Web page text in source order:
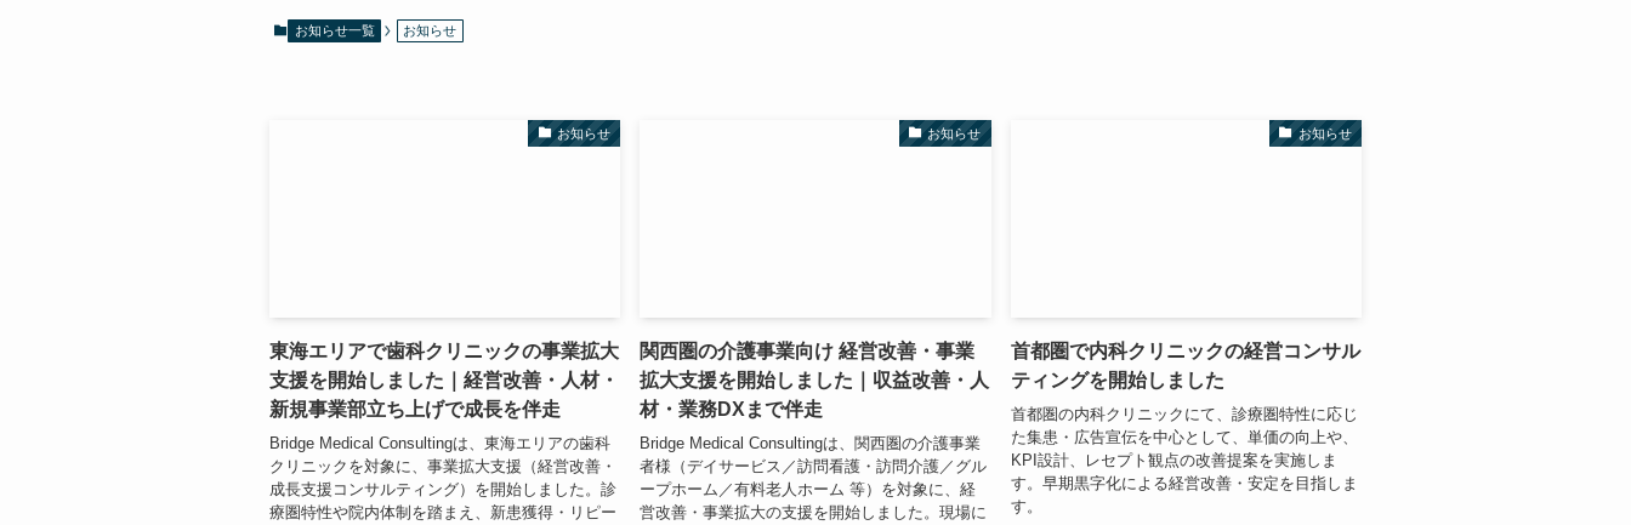
お知らせ一覧 お知らせ
お知らせ
東海エリアで歯科クリニックの事業拡大
支援を開始しました｜経営改善・人材・
新規事業部立ち上げで成長を伴走
Bridge Medical Consultingは、東海エリアの歯科
クリニックを対象に、事業拡大支援（経営改善・
成長支援コンサルティング）を開始しました。診
療圏特性や院内体制を踏まえ、新患獲得・リピー
お知らせ
関西圏の介護事業向け 経営改善・事業
拡大支援を開始しました｜収益改善・人
材・業務DXまで伴走
Bridge Medical Consultingは、関西圏の介護事業
者様（デイサービス／訪問看護・訪問介護／グル
ープホーム／有料老人ホーム 等）を対象に、経
営改善・事業拡大の支援を開始しました。現場に
お知らせ
首都圏で内科クリニックの経営コンサル
ティングを開始しました
首都圏の内科クリニックにて、診療圏特性に応じ
た集患・広告宣伝を中心として、単価の向上や、
KPI設計、レセプト観点の改善提案を実施しま
す。早期黒字化による経営改善・安定を目指しま
す。